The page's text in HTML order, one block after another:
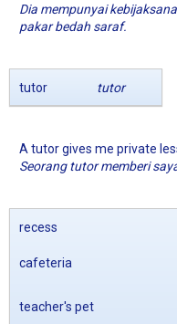
Dia mempunyai
pakar bedah saraf.
tutor tutor
A tutor gives me private
Seorang tutor memberi
recess
cafeteria
teacher's pet